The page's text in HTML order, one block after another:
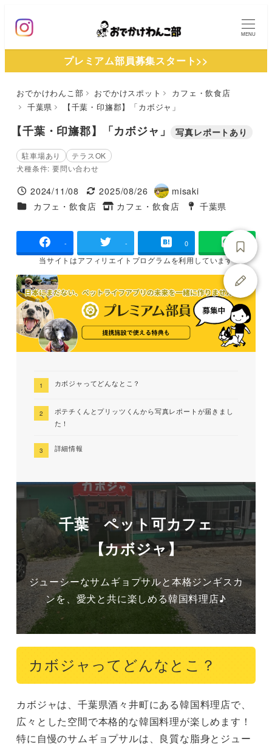
ン
MENU
プレミアム部員募集スタート>>
おでかけわんこ部 おでかけスポット
カフェ・飲食店
千葉県
【千葉・印旛郡】「カボジャ」
【千葉・印旛郡】「カボジャ」 写真レポートあり
駐車場あり
テラスOK
犬種条件: 要問い合わせ
投稿日
2024/11/08
更新日
2025/08/26
著
者
misaki
施設ジャンル
カフェ・飲食店
タグ
カフェ・飲食店
タグ
千葉県
- - 0
当サイトはアフィリエイトプログラムを利用しています
カボジャってどんなとこ？
ポテチくんとプリッツくんから写真レポートが届きまし
た！
詳細情報
千葉 ペット可カフェ
【カボジャ】
ジューシーなサムギョプサルと本格ジンギスカ
ンを、愛犬と共に楽しめる韓国料理店♪
カボジャってどんなとこ？
カボジャは、千葉県酒々井町にある韓国料理店で、
広々とした空間で本格的な韓国料理が楽しめます！
特に自慢のサムギョプサルは、良質な脂身とジュー